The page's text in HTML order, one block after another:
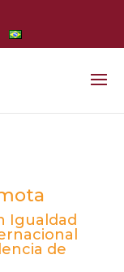
Igualdad
de